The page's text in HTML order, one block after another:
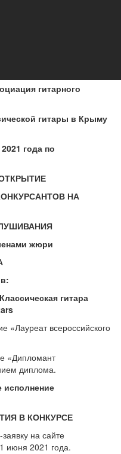
гитарного
гитары в Крыму
года по
НА
жюри
гитара
«Лауреат всероссийского
«Дипломант
диплома.
В КОНКУРСЕ
на сайте
июня 2021 года.